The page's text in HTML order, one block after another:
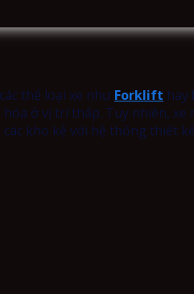
thể loại xe như Forklift hay
ở vị trí thấp. Tuy nhiên,
kho kệ với hệ thống thiết